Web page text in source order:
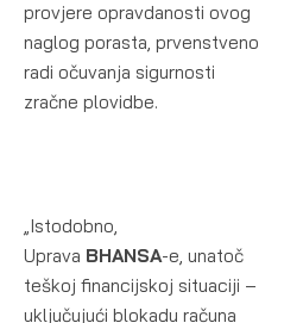
provjere opravdanosti ovog
naglog porasta, prvenstveno
radi očuvanja sigurnosti
zračne plovidbe.
„Istodobno,
Uprava BHANSA-e, unatoč
teškoj financijskoj situaciji –
uključujući blokadu računa